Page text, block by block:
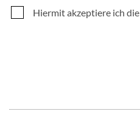
Hiermit akzeptiere ich die